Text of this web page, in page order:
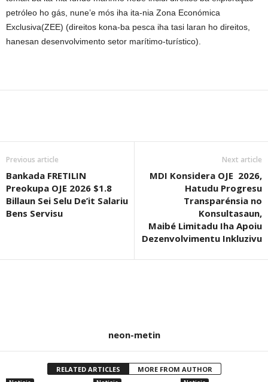
petróleo ho gás, nune’e mós iha ita-nia Zona Económica
Exclusiva(ZEE) (direitos kona-ba pesca iha tasi laran ho direitos,
hanesan desenvolvimento setor marítimo-turístico).
Previous article
Bankada FRETILIN
Preokupa OJE 2026 $1.8
Billaun Sei Selu De’it Salariu
Bens Servisu
Next article
MDI Konsidera OJE 2026,
Hatudu Progresu
Transparénsia no
Konsultasaun,
Maibé Limitadu Iha Apoiu
Dezenvolvimentu Inkluzivu
neon-metin
RELATED ARTICLES MORE FROM AUTHOR